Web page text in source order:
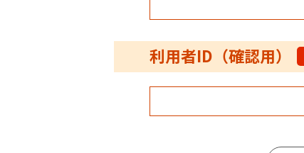
利用者ID（確認用）